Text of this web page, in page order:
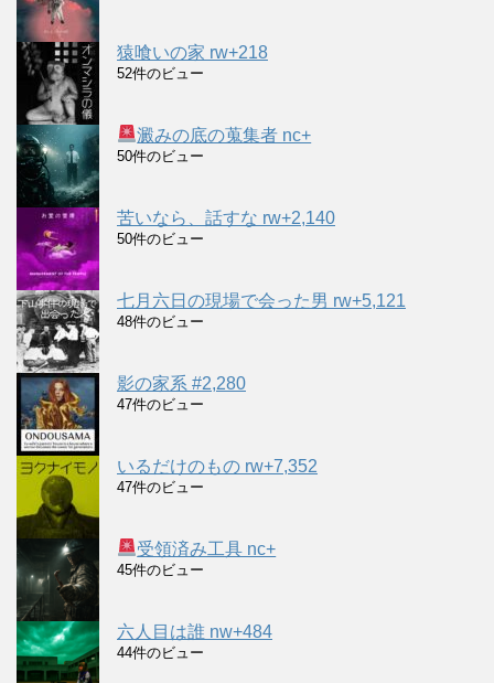
猿喰いの家 rw+218
52件のビュー
澱みの底の蒐集者 nc+
50件のビュー
苦いなら、話すな rw+2,140
50件のビュー
七月六日の現場で会った男 rw+5,121
48件のビュー
影の家系 #2,280
47件のビュー
いるだけのもの rw+7,352
47件のビュー
受領済み工具 nc+
45件のビュー
六人目は誰 nw+484
44件のビュー